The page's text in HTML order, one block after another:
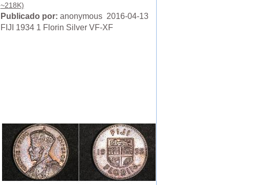
~218K)
Publicado por: anonymous 2016-04-13
FIJI 1934 1 Florin Silver VF-XF